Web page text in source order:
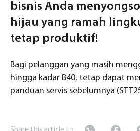
bisnis Anda
hijau yang ramah
tetap produktif!
Bagi pelanggan yang masih
hingga kadar B40, tetap dapat
panduan servis sebelumnya